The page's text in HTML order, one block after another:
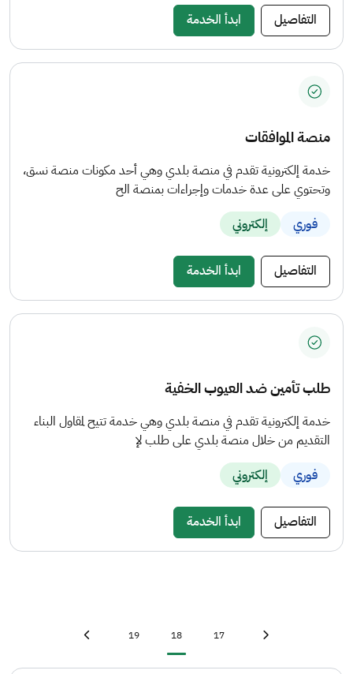
التفاصيل ابدأ الخدمة
منصة الموافقات
خدمة إلكترونية تقدم في منصة بلدي وهي أحد مكونات منصة نسق،
وتحتوي على عدة خدمات وإجراءات بمنصة الح
فوري
إلكتروني
التفاصيل ابدأ الخدمة
طلب تأمين ضد العيوب الخفية
خدمة إلكترونية تقدم في منصة بلدي وهي خدمة تتيح لمقاول البناء
التقديم من خلال منصة بلدي على طلب لإ
فوري
إلكتروني
التفاصيل ابدأ الخدمة
First page
Page
17
Current page
18
Page
19